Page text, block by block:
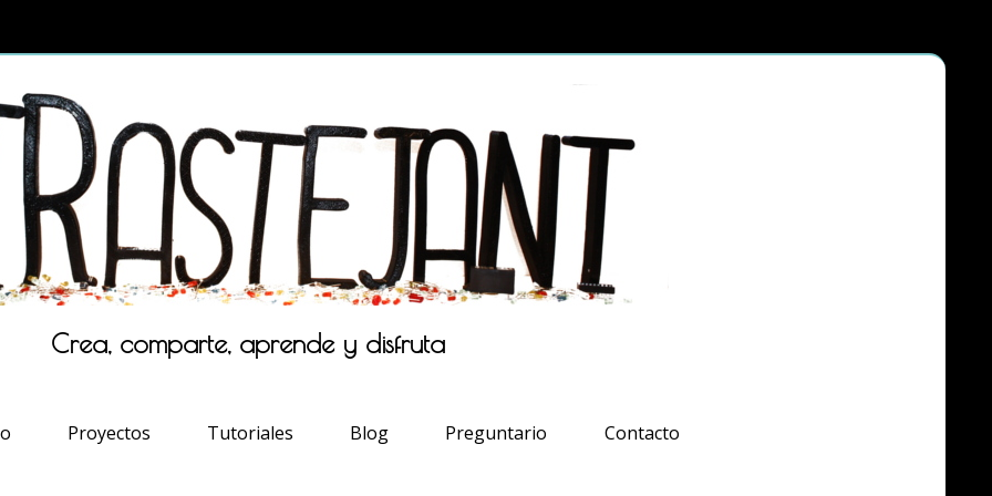
Crea, comparte, aprende y disfruta
Proyectos Tutoriales Blog Preguntario Contacto